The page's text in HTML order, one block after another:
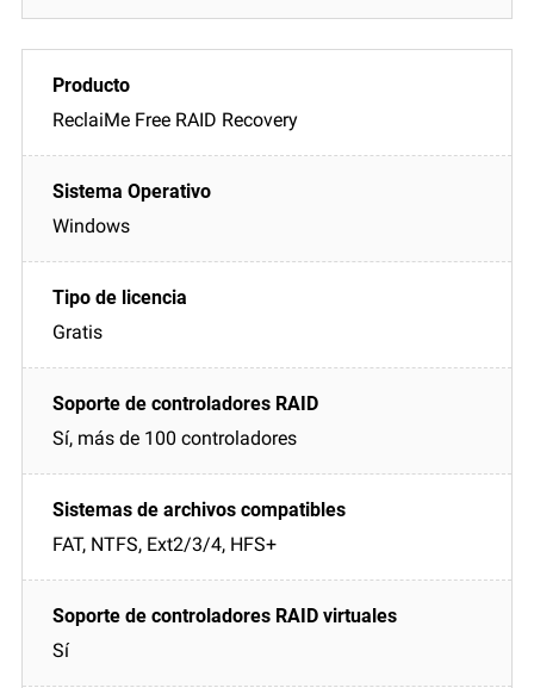
ReclaiMe Free RAID Recovery
Windows
Gratis
Sí, más de 100 controladores
FAT, NTFS, Ext2/3/4, HFS+
Sí